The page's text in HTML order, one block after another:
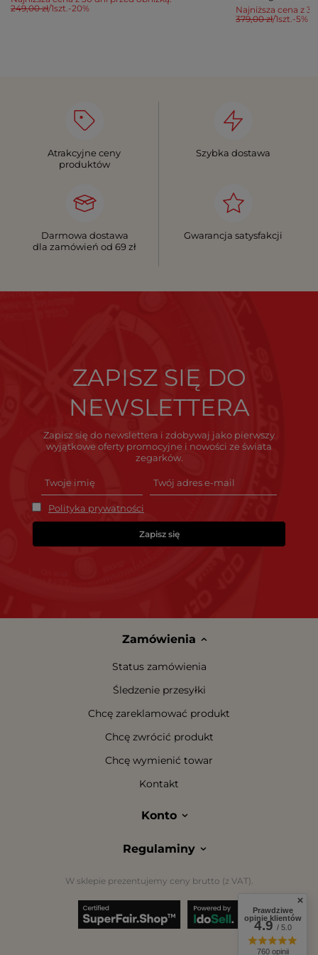
249,00 zł/1szt.-20%
Najniższa cena z
379,00 zł/1szt.-5%
Atrakcyjne ceny
produktów
Szybka dostawa
Darmowa dostawa
dla zamówień od 69 zł
Gwarancja satysfakcji
ZAPISZ SIĘ DO
NEWSLETTERA
Zapisz się do newslettera i zdobywaj jako pierwszy
wyjątkowe oferty promocyjne i nowości ze świata
zegarków.
Polityka prywatności
Zapisz się
Zamówienia
Status zamówienia
Śledzenie przesyłki
Chcę zareklamować produkt
Chcę zwrócić produkt
Chcę wymienić towar
Kontakt
Konto
Regulaminy
W sklepie prezentujemy ceny brutto (z VAT).
Prawdziwe
opinie klientów
4.9/ 5.0
760 opinii